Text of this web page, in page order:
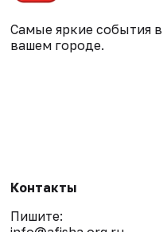
Самые яркие события в
вашем городе.
Контакты
Пишите: